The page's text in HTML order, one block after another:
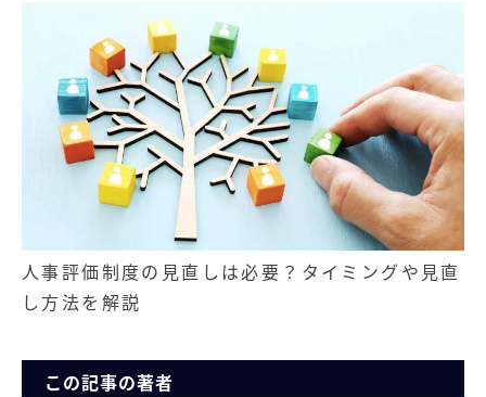
人事評価制度の見直しは必要？タイミングや見直
し方法を解説
この記事の著者